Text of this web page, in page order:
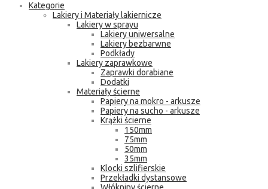
Kategorie
Lakiery i Materiały lakiernicze
Lakiery w sprayu
Lakiery uniwersalne
Lakiery bezbarwne
Podkłady
Lakiery zaprawkowe
Zaprawki dorabiane
Dodatki
Materiały ścierne
Papiery na mokro - arkusze
Papiery na sucho - arkusze
Krążki ścierne
150mm
75mm
50mm
35mm
Klocki szlifierskie
Przekładki dystansowe